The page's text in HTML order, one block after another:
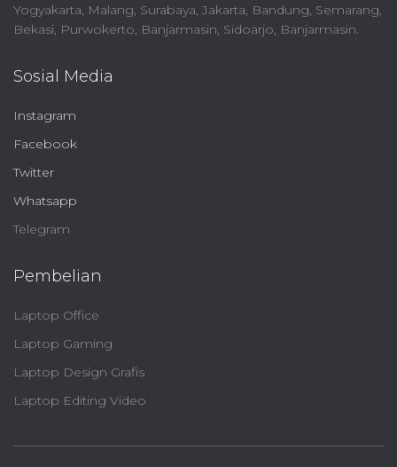
Yogyakarta, Malang, Surabaya, Jakarta, Bandung, Semarang,
Bekasi, Purwokerto, Banjarmasin, Sidoarjo, Banjarmasin.
Sosial Media
Instagram
Facebook
Twitter
Whatsapp
Telegram
Pembelian
Laptop Office
Laptop Gaming
Laptop Design Grafis
Laptop Editing Video